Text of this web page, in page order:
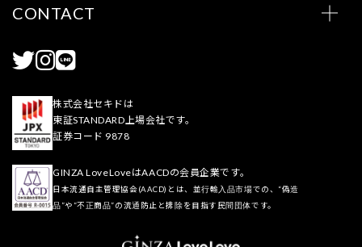
CONTACT
株式会社セキドは
東証STANDARD上場会社です。
証券コード 9878
GINZA LoveLoveはAACDの会員企業です。
日本流通自主管理協会(AACD)とは、並行輸入品市場での、“偽造
品”や“不正商品”の流通防止と排除を目指す民間団体です。